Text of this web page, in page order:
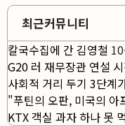
최근커뮤니티
칼국수집에 간 김영철
G20 러 재무장관 연설
사회적 거리 두기 3단계
"푸틴의 오판, 미국의
KTX 객실 과자 하나